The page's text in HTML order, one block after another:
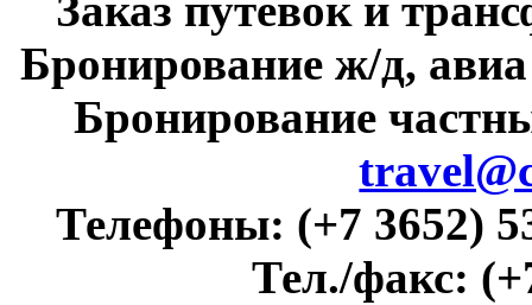
Бронирование ж/д,
Бронирование
Телефоны: (+7 3652)
Тел./факс: